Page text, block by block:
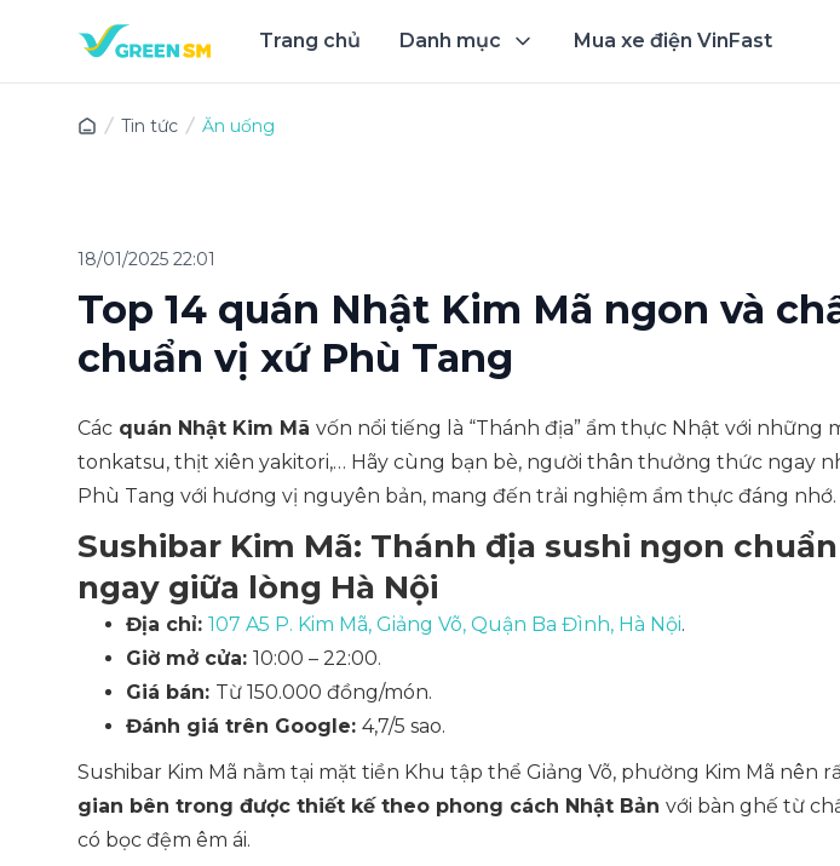
Trang chủ Danh mục Mua xe điện VinFast
Tin tức Ăn uống
18/01/2025 22:01
Top 14 quán Nhật Kim Mã ngon và
chuẩn vị xứ Phù Tang
Các quán Nhật Kim Mã vốn nổi tiếng là “Thánh địa” ẩm thực Nhật với những
tonkatsu, thịt xiên yakitori,… Hãy cùng bạn bè, người thân thưởng thức ngay
Phù Tang với hương vị nguyên bản, mang đến trải nghiệm ẩm thực đáng nhớ.
Sushibar Kim Mã: Thánh địa sushi ngon
ngay giữa lòng Hà Nội
Địa chỉ: 107 A5 P. Kim Mã, Giảng Võ, Quận Ba Đình, Hà Nội.
Giờ mở cửa: 10:00 – 22:00.
Giá bán: Từ 150.000 đồng/món.
Đánh giá trên Google: 4,7/5 sao.
Sushibar Kim Mã nằm tại mặt tiền Khu tập thể Giảng Võ, phường Kim Mã nên
gian bên trong được thiết kế theo phong cách Nhật Bản với bàn ghế từ
có bọc đệm êm ái.